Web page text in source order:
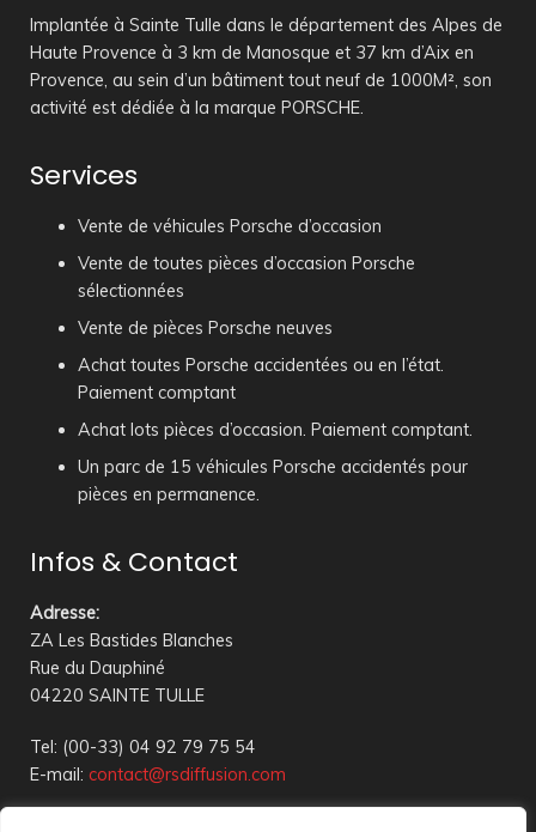
Implantée à Sainte Tulle dans le département des Alpes de
Haute Provence à 3 km de Manosque et 37 km d’Aix en
Provence, au sein d’un bâtiment tout neuf de 1000M², son
activité est dédiée à la marque PORSCHE.
Services
Vente de véhicules Porsche d’occasion
Vente de toutes pièces d’occasion Porsche
sélectionnées
Vente de pièces Porsche neuves
Achat toutes Porsche accidentées ou en l’état.
Paiement comptant
Achat lots pièces d’occasion. Paiement comptant.
Un parc de 15 véhicules Porsche accidentés pour
pièces en permanence.
Infos & Contact
Adresse:
ZA Les Bastides Blanches
Rue du Dauphiné
04220 SAINTE TULLE
Tel: (00-33) 04 92 79 75 54
E-mail: contact@rsdiffusion.com